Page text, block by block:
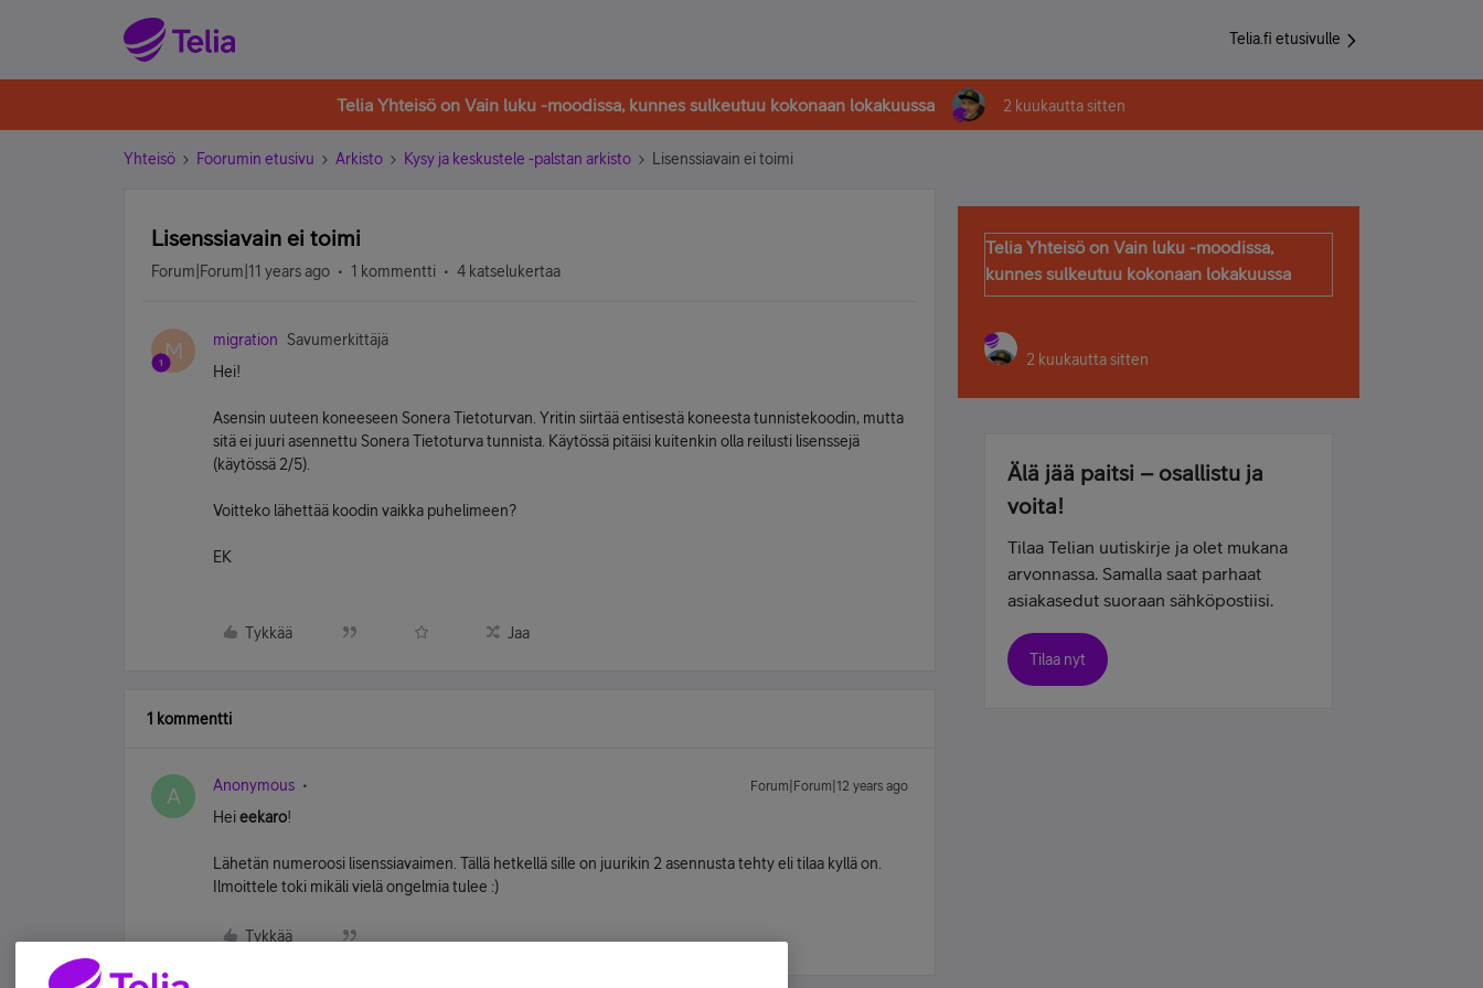
Telia.fi etusivulle
Telia Yhteisö on Vain luku -moodissa, kunnes sulkeutuu kokonaan lokakuussa 2 kuukautta sitten
Yhteisö Foorumin etusivu Arkisto Kysy ja keskustele -palstan arkisto Lisenssiavain ei toimi
Lisenssiavain ei toimi
Forum|Forum|11 years ago 1 kommentti 4 katselukertaa
M migration
Savumerkittäjä
Hei!
Asensin uuteen koneeseen Sonera Tietoturvan. Yritin siirtää entisestä koneesta tunnistekoodin, mutta
sitä ei juuri asennettu Sonera Tietoturva tunnista. Käytössä pitäisi kuitenkin olla reilusti lisenssejä
(käytössä 2/5).
Voitteko lähettää koodin vaikka puhelimeen?
EK
Tykkää Jaa
1 kommentti
A Anonymous Forum|Forum|12 years ago
Heieekaro!
Lähetän numeroosi lisenssiavaimen. Tällä hetkellä sille on juurikin 2 asennusta tehty eli tilaa kyllä on.
Ilmoittele toki mikäli vielä ongelmia tulee :)
Tykkää
Telia Yhteisö on Vain luku -moodissa,
kunnes sulkeutuu kokonaan lokakuussa
2 kuukautta sitten
Älä jää paitsi – osallistu ja
voita!
Tilaa Telian uutiskirje ja olet mukana
arvonnassa. Samalla saat parhaat
asiakasedut suoraan sähköpostiisi.
Tilaa nyt